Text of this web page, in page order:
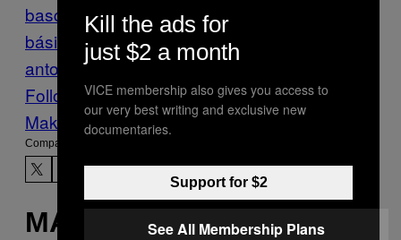
basquetbol canasta
básica
nba Sports spurs de san
antonio
Tim Duncan VICE Sports
Follow Us On Discover
Make Us Preferred In Top Stories
Compartir:
MÁS DE LO MISMO
Kill the ads for
just $2 a month
VICE membership also gives you access to
our very best writing and exclusive new
documentaries.
Support for $2
See All Membership Plans